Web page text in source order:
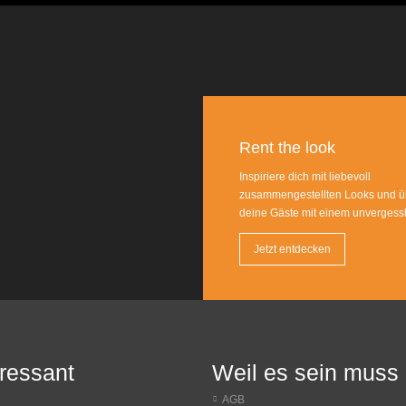
Rent the look
Inspiriere dich mit liebevoll
zusammengestellten Looks und
deine Gäste mit einem
Jetzt entdecken
Weil es sein muss
AGB